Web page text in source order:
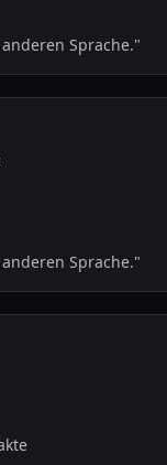
Sprache."
Sprache."